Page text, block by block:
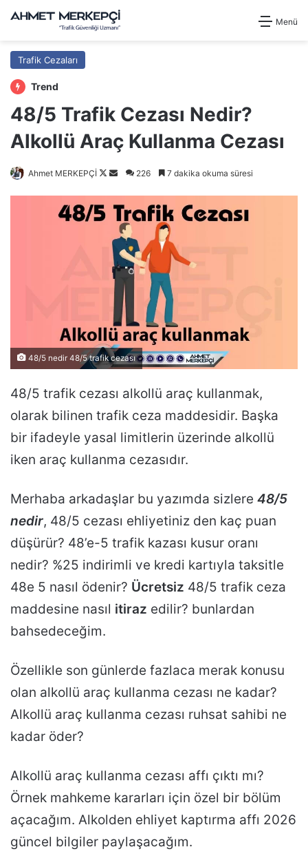
Menü
Trafik Cezaları
Trend
48/5 Trafik Cezası Nedir?
Alkollü Araç Kullanma Cezası
Ahmet MERKEPÇİ
Follow
X
Bir
posta
göndermek
226 7 dakika okuma süresi
48/5 nedir 48/5 trafik cezası
48/5 trafik cezası alkollü araç kullanmak,
olarak bilinen trafik ceza maddesidir. Başka
bir ifadeyle yasal limitlerin üzerinde alkollü
iken araç kullanma cezasıdır.
Merhaba arkadaşlar bu yazımda sizlere 48/5
nedir, 48/5 cezası ehliyetiniz den kaç puan
düşürür? 48’e-5 trafik kazası kusur oranı
nedir? %25 indirimli ve kredi kartıyla taksitle
48e 5 nasıl ödenir? Ücretsiz 48/5 trafik ceza
maddesine nasıl itiraz edilir? bunlardan
bahsedeceğim.
Özellikle son günlerde fazlaca merak konusu
olan alkollü araç kullanma cezası ne kadar?
Alkollü araç kullanma cezası ruhsat sahibi ne
kadar öder?
Alkollü araç kullanma cezası affı çıktı mı?
Örnek mahkeme kararları için özel bir bölüm
açacağım. Alkolden ehliyet kaptırma affı 2026
güncel bilgiler paylaşacağım.